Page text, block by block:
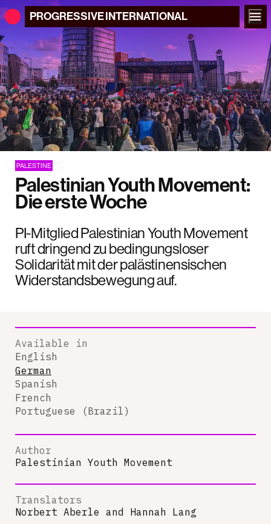
PROGRESSIVEINTERNATIONAL
PALESTINE
Palestinian Youth Movement:
Die erste Woche
PI-Mitglied Palestinian Youth Movement
ruft dringend zu bedingungsloser
Solidarität mit der palästinensischen
Widerstandsbewegung auf.
Available in
English
German
Spanish
French
Portuguese (Brazil)
Author
Palestinian Youth Movement
Translators
Norbert Aberle and Hannah Lang